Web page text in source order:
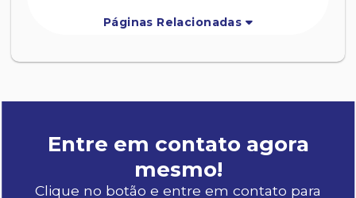
Páginas Relacionadas
Entre em contato agora
mesmo!
Clique no botão e entre em contato para